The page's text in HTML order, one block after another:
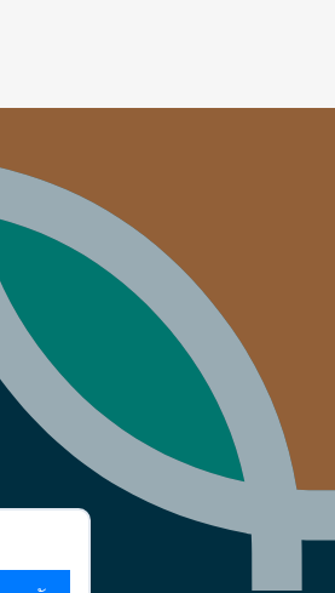
queen and
everything in
between